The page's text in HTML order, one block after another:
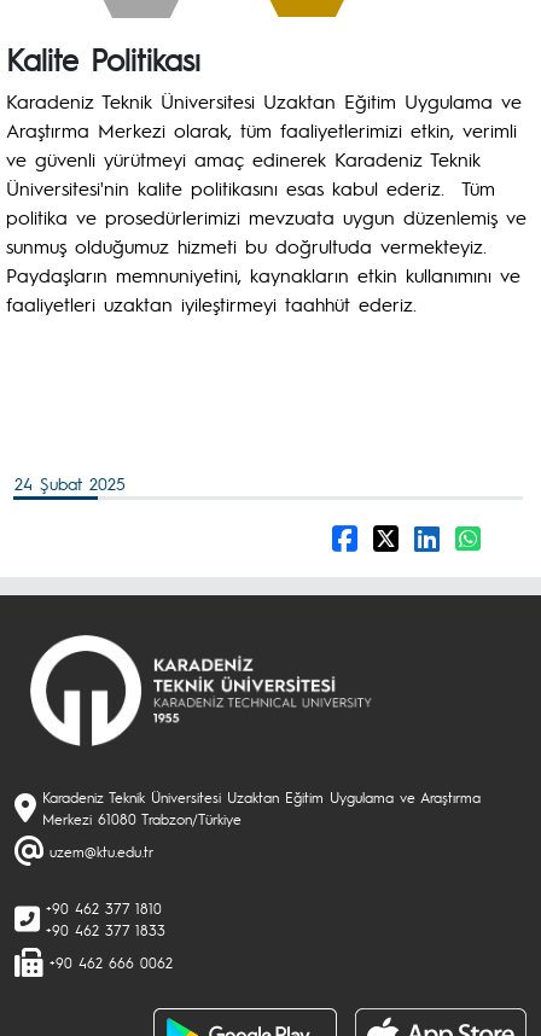
Kalite Politikası
Karadeniz Teknik Üniversitesi Uzaktan Eğitim Uygulama ve
Araştırma Merkezi olarak, tüm faaliyetlerimizi etkin, verimli
ve güvenli yürütmeyi amaç edinerek Karadeniz Teknik
Üniversitesi'nin kalite politikasını esas kabul ederiz. Tüm
politika ve prosedürlerimizi mevzuata uygun düzenlemiş ve
sunmuş olduğumuz hizmeti bu doğrultuda vermekteyiz.
Paydaşların memnuniyetini, kaynakların etkin kullanımını ve
faaliyetleri uzaktan iyileştirmeyi taahhüt ederiz.
24 Şubat 2025
Karadeniz Teknik Üniversitesi Uzaktan Eğitim Uygulama ve Araştırma
Merkezi 61080 Trabzon/Türkiye
uzem@ktu.edu.tr
+90 462 377 1810
+90 462 377 1833
+90 462 666 0062